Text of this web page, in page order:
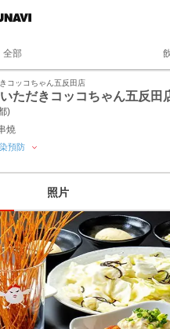
全部
コッコちゃん五反田店
ただきコッコちゃん五反田
)
燒
預防
照片